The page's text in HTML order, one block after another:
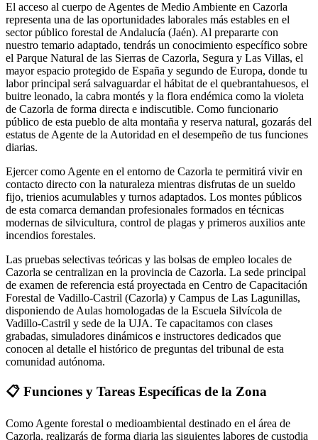
El acceso al cuerpo de Agentes de Medio Ambiente en Cazorla
representa una de las oportunidades laborales más estables en el
sector público forestal de Andalucía (Jaén). Al prepararte con
nuestro temario adaptado, tendrás un conocimiento específico sobre
el Parque Natural de las Sierras de Cazorla, Segura y Las Villas, el
mayor espacio protegido de España y segundo de Europa, donde tu
labor principal será salvaguardar el hábitat de el quebrantahuesos, el
buitre leonado, la cabra montés y la flora endémica como la violeta
de Cazorla de forma directa e indiscutible. Como funcionario
público de esta pueblo de alta montaña y reserva natural, gozarás del
estatus de Agente de la Autoridad en el desempeño de tus funciones
diarias.
Ejercer como Agente en el entorno de Cazorla te permitirá vivir en
contacto directo con la naturaleza mientras disfrutas de un sueldo
fijo, trienios acumulables y turnos adaptados. Los montes públicos
de esta comarca demandan profesionales formados en técnicas
modernas de silvicultura, control de plagas y primeros auxilios ante
incendios forestales.
Las pruebas selectivas teóricas y las bolsas de empleo locales de
Cazorla se centralizan en la provincia de Cazorla. La sede principal
de examen de referencia está proyectada en Centro de Capacitación
Forestal de Vadillo-Castril (Cazorla) y Campus de Las Lagunillas,
disponiendo de Aulas homologadas de la Escuela Silvícola de
Vadillo-Castril y sede de la UJA. Te capacitamos con clases
grabadas, simuladores dinámicos e instructores dedicados que
conocen al detalle el histórico de preguntas del tribunal de esta
comunidad autónoma.
📋 Funciones y Tareas Específicas de la Zona
Como Agente forestal o medioambiental destinado en el área de
Cazorla, realizarás de forma diaria las siguientes labores de custodia